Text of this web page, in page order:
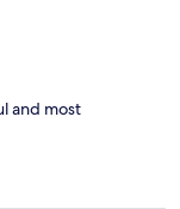
and most